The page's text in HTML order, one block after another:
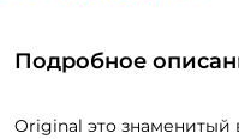
Подробное
Original это знаменитый